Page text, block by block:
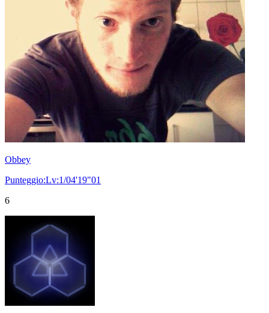
Obbey
Punteggio:Lv:1/04'19"01
6